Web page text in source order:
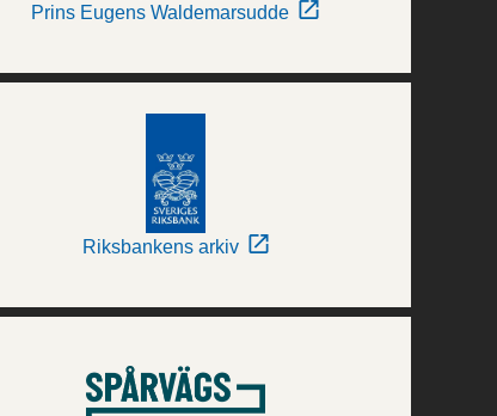
Prins Eugens Waldemarsudde
Riksbankens arkiv